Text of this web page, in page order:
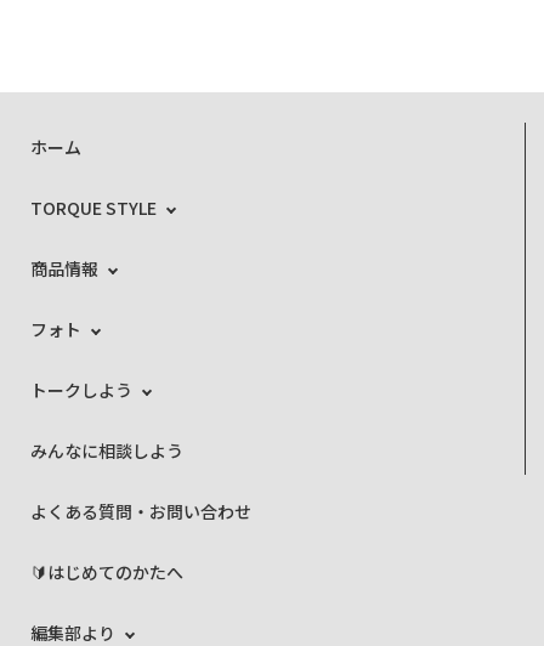
ホーム
TORQUE STYLE
商品情報
フォト
トークしよう
みんなに相談しよう
よくある質問・お問い合わせ
🔰はじめてのかたへ
編集部より